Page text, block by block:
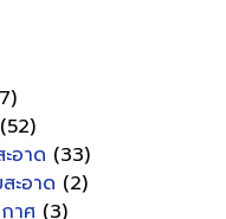
(52)
อาด (33)
ะอาด (2)
าศ (3)